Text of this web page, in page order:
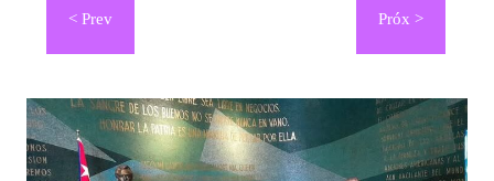
entradas